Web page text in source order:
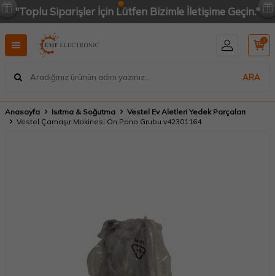
"Toplu Siparişler İçin Lütfen Bizimle İletişime Geçin."
ARA
0
Anasayfa Isıtma & Soğutma
Vestel Ev Aletleri Yedek Parçaları
Vestel Çamaşır Makinesi Ön Pano Grubu v42301164